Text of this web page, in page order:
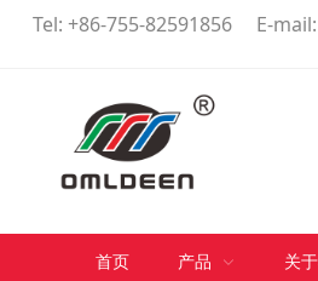
Tel: +86-755-82591856E-mail:
首页 产品 关